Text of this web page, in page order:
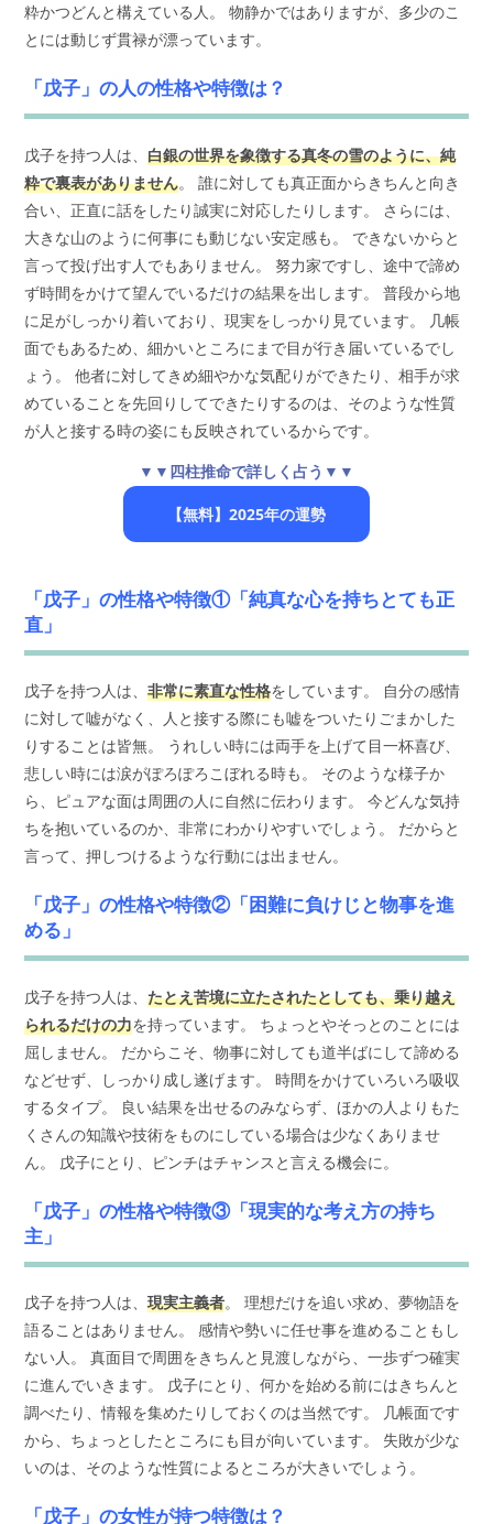
粋かつどんと構えている人。 物静かではありますが、多少のこ
とには動じず貫禄が漂っています。
「戊子」の人の性格や特徴は？
戊子を持つ人は、白銀の世界を象徴する真冬の雪のように、純
粋で裏表がありません。 誰に対しても真正面からきちんと向き
合い、正直に話をしたり誠実に対応したりします。 さらには、
大きな山のように何事にも動じない安定感も。 できないからと
言って投げ出す人でもありません。 努力家ですし、途中で諦め
ず時間をかけて望んでいるだけの結果を出します。 普段から地
に足がしっかり着いており、現実をしっかり見ています。 几帳
面でもあるため、細かいところにまで目が行き届いているでし
ょう。 他者に対してきめ細やかな気配りができたり、相手が求
めていることを先回りしてできたりするのは、そのような性質
が人と接する時の姿にも反映されているからです。
▼▼四柱推命で詳しく占う▼▼
【無料】2025年の運勢
「戊子」の性格や特徴①「純真な心を持ちとても正
直」
戊子を持つ人は、非常に素直な性格をしています。 自分の感情
に対して嘘がなく、人と接する際にも嘘をついたりごまかした
りすることは皆無。 うれしい時には両手を上げて目一杯喜び、
悲しい時には涙がぽろぽろこぼれる時も。 そのような様子か
ら、ピュアな面は周囲の人に自然に伝わります。 今どんな気持
ちを抱いているのか、非常にわかりやすいでしょう。 だからと
言って、押しつけるような行動には出ません。
「戊子」の性格や特徴②「困難に負けじと物事を進
める」
戊子を持つ人は、たとえ苦境に立たされたとしても、乗り越え
られるだけの力を持っています。 ちょっとやそっとのことには
屈しません。 だからこそ、物事に対しても道半ばにして諦める
などせず、しっかり成し遂げます。 時間をかけていろいろ吸収
するタイプ。 良い結果を出せるのみならず、ほかの人よりもた
くさんの知識や技術をものにしている場合は少なくありませ
ん。 戊子にとり、ピンチはチャンスと言える機会に。
「戊子」の性格や特徴③「現実的な考え方の持ち
主」
戊子を持つ人は、現実主義者。 理想だけを追い求め、夢物語を
語ることはありません。 感情や勢いに任せ事を進めることもし
ない人。 真面目で周囲をきちんと見渡しながら、一歩ずつ確実
に進んでいきます。 戊子にとり、何かを始める前にはきちんと
調べたり、情報を集めたりしておくのは当然です。 几帳面です
から、ちょっとしたところにも目が向いています。 失敗が少な
いのは、そのような性質によるところが大きいでしょう。
「戊子」の女性が持つ特徴は？